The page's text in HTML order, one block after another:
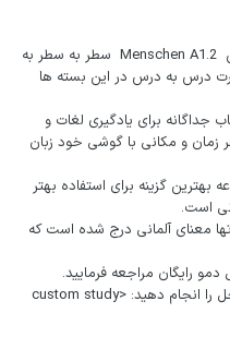
کل واژگان کتاب آموزش زبان آلمانی منشن Menschen A1.2 سطر به سطر به
درس به درس در این بسته ها
جداگانه برای یادگیری لغات و
زمان و مکانی با گوشی خود زبان
گزینه برای استفاده بهتر
است.
معنای آلمانی درج شده است که
دمو رایگان مراجعه فرمایید.
به منظور یادگیری درس به درس این مراحل را انجام دهید: custom study>